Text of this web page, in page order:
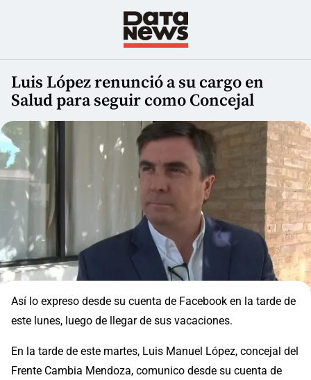
Luis López renunció a su cargo en
Salud para seguir como Concejal
Así lo expreso desde su cuenta de Facebook en la tarde de
este lunes, luego de llegar de sus vacaciones.
En la tarde de este martes, Luis Manuel López, concejal del
Frente Cambia Mendoza, comunico desde su cuenta de